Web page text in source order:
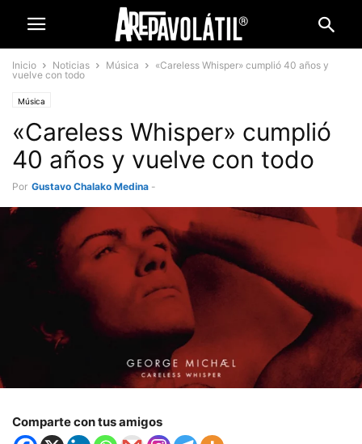
Inicio Noticias Música
«Careless Whisper» cumplió 40 años y
vuelve con todo
Música
«Careless Whisper» cumplió
40 años y vuelve con todo
Por Gustavo Chalako Medina -
Comparte con tus amigos